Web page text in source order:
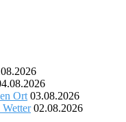
Ort 03.08.2026
02.08.2026